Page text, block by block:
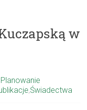
w
,Świadectwa